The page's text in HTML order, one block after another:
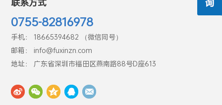
0755-82816978
手机： 18665394682 （微信同号）
邮箱： info@fuxinzn.com
地址： 广东省深圳市福田区燕南路88号D座613